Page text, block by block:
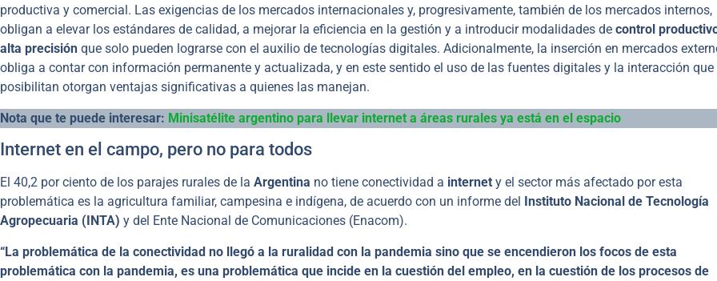
productiva y comercial. Las exigencias de los mercados internacionales y, progresivamente, también de los mercados internos,
obligan a elevar los estándares de calidad, a mejorar la eficiencia en la gestión y a introducir modalidades de control
alta precisión que solo pueden lograrse con el auxilio de tecnologías digitales. Adicionalmente, la inserción en mercados
obliga a contar con información permanente y actualizada, y en este sentido el uso de las fuentes digitales y la interacción que
posibilitan otorgan ventajas significativas a quienes las manejan.
Nota que te puede interesar: Minisatélite argentino para llevar internet a áreas rurales ya está en el espacio
Internet en el campo, pero no para todos
El 40,2 por ciento de los parajes rurales de la Argentina no tiene conectividad a internet y el sector más afectado por esta
problemática es la agricultura familiar, campesina e indígena, de acuerdo con un informe del Instituto Nacional de Tecnología
Agropecuaria (INTA) y del Ente Nacional de Comunicaciones (Enacom).
“La problemática de la conectividad no llegó a la ruralidad con la pandemia sino que se encendieron los focos de esta
problemática con la pandemia, es una problemática que incide en la cuestión del empleo, en la cuestión de los procesos de